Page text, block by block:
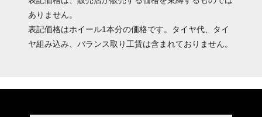
ありません。
表記価格はホイール1本分の価格です。タイヤ代、タイ
ヤ組み込み、バランス取り工賃は含まれておりません。